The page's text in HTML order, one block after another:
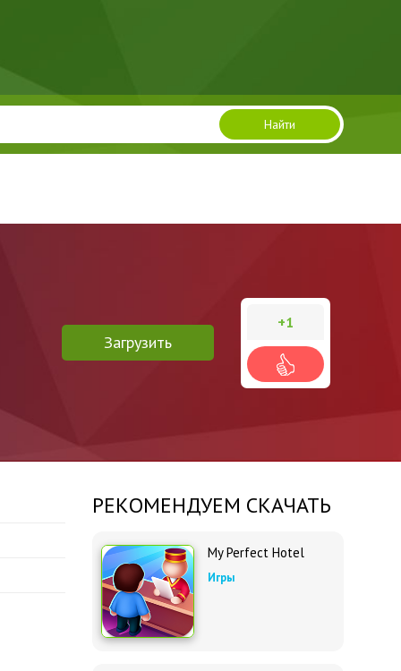
Найти
Загрузить
+1
РЕКОМЕНДУЕМ СКАЧАТЬ
My Perfect Hotel
Игры